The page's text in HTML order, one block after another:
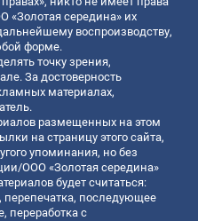
«Золотая середина» их
воспроизводству,
форме.
точку зрения,
За достоверность
материалах,
размещенных на этом
на страницу этого сайта,
упоминания, но без
ООО «Золотая середина»
будет считаться:
последующее
переработка с